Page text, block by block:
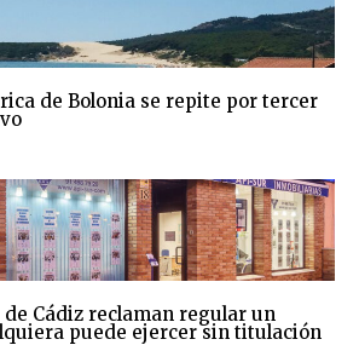
de Bolonia se repite por tercer
Cádiz reclaman regular un
puede ejercer sin titulación